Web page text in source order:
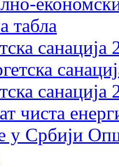
табла
санација
чиста
у Србији